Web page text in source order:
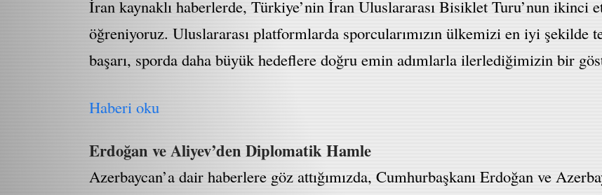
İran kaynaklı haberlerde, Türkiye’nin İran Uluslararası Bisiklet Turu’nun ikinci
öğreniyoruz. Uluslararası platformlarda sporcularımızın ülkemizi en iyi şekilde
başarı, sporda daha büyük hedeflere doğru emin adımlarla ilerlediğimizin bir
Haberi oku
Erdoğan ve Aliyev’den Diplomatik Hamle
Azerbaycan’a dair haberlere göz attığımızda, Cumhurbaşkanı Erdoğan ve